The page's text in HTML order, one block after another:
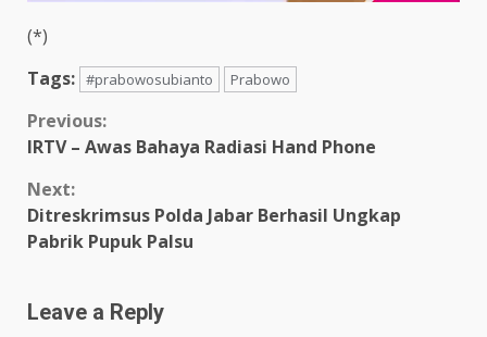
(*)
Tags: #prabowosubianto Prabowo
Continue
Previous:
IRTV – Awas Bahaya Radiasi Hand Phone
Next:
Ditreskrimsus Polda Jabar Berhasil Ungkap
Pabrik Pupuk Palsu
Leave a Reply